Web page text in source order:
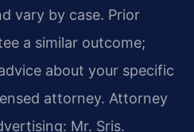
vary by case. Prior
a similar outcome;
about your specific
attorney. Attorney
Mr. Sris.